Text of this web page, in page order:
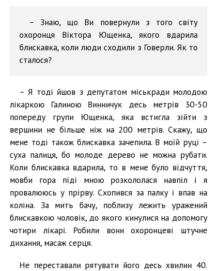
– Знаю, що Ви повернули з того світу
охоронця Віктора Ющенка, якого вдарила
блискавка, коли люди сходили з Говерли. Як то
сталося?
– Я тоді йшов з депутатом міськради молодою
лікаркою Галиною Винничук десь метрів 30-50
попереду групи Ющенка, яка встигла зійти з
вершини не більше ніж на 200 метрів. Скажу, що
мене тоді також блискавка зачепила. В моїй руці –
суха палиця, бо молоде дерево не можна рубати.
Коли блискавка вдарила, то в мене було відчуття,
мовби гора піді мною розкололася навпіл і я
провалююсь у прірву. Схопився за палку і впав на
коліна. За мить бачу, поблизу лежить уражений
блискавкою чоловік, до якого кинулися на допомогу
чотири лікарі. Робили вони охоронцеві штучне
дихання, масаж серця.
Не переставали рятувати його десь хвилин 40.